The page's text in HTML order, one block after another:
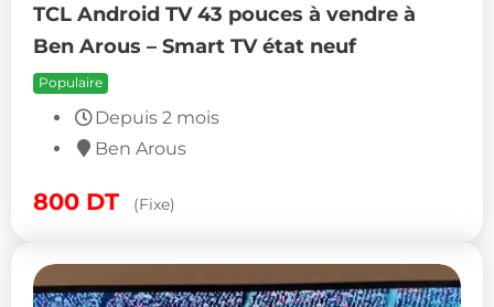
TCL Android TV 43 pouces à vendre à
Ben Arous – Smart TV état neuf
Populaire
Depuis 2 mois
Ben Arous
800 DT (Fixe)